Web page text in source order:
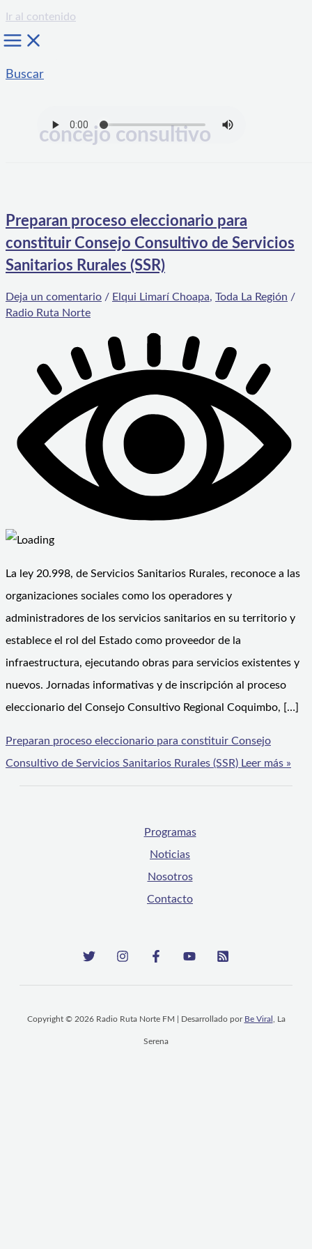
Ir al contenido
Buscar
concejo consultivo
Preparan proceso eleccionario para
constituir Consejo Consultivo de Servicios
Sanitarios Rurales (SSR)
Deja un comentario / Elqui Limarí Choapa, Toda La Región /
Radio Ruta Norte
La ley 20.998, de Servicios Sanitarios Rurales, reconoce a las
organizaciones sociales como los operadores y
administradores de los servicios sanitarios en su territorio y
establece el rol del Estado como proveedor de la
infraestructura, ejecutando obras para servicios existentes y
nuevos. Jornadas informativas y de inscripción al proceso
eleccionario del Consejo Consultivo Regional Coquimbo, […]
Preparan proceso eleccionario para constituir Consejo
Consultivo de Servicios Sanitarios Rurales (SSR) Leer más »
Programas
Noticias
Nosotros
Contacto
Copyright © 2026 Radio Ruta Norte FM | Desarrollado por Be Viral , La
Serena